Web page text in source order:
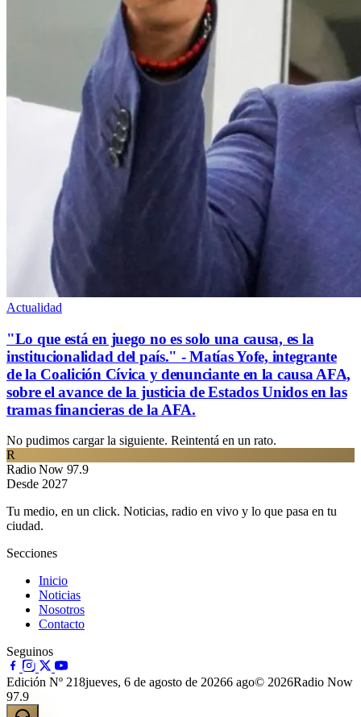
Actualidad
"Lo que está en juego no es solo una causa, es la
institucionalidad del país." - Matías Yofe, integrante
de la Coalición Cívica y denunciante en la causa AFA,
sobre el avance de la justicia de Estados Unidos en las
tramas financieras de la AFA.
No pudimos cargar la siguiente. Reintentá en un rato.
R
Radio Now 97.9
Desde 2027
Tu medio, en un click. Noticias, radio en vivo y lo que pasa en tu
ciudad.
Secciones
Inicio
Noticias
Nosotros
Contacto
Seguinos
Edición Nº 218jueves, 6 de agosto de 20266 ago© 2026Radio Now
97.9